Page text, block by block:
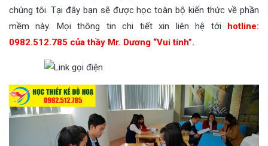
chúng tôi. Tại đây bạn sẽ được học toàn bộ kiến thức về phần
mềm này. Mọi thông tin chi tiết xin liên hệ tới hotline:
0982.512.785 của thầy Mr. Dương “Vui tính”.